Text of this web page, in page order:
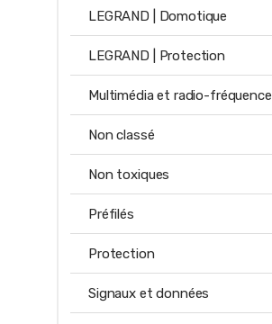
LEGRAND | Domotique
LEGRAND | Protection
Multimédia et radio-fréquence
Non classé
Non toxiques
Préfilés
Protection
Signaux et données